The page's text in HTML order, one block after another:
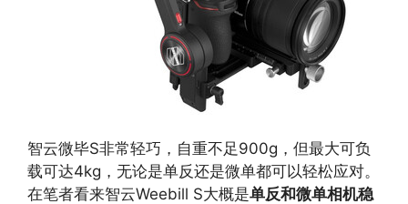
智云微毕S非常轻巧，自重不足900g，但最大可负
载可达4kg，无论是单反还是微单都可以轻松应对。
在笔者看来智云Weebill S大概是单反和微单相机稳